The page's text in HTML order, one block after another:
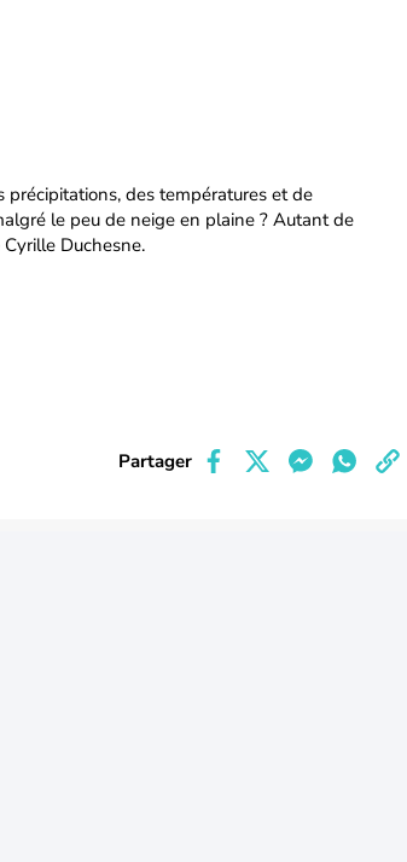
précipitations, des températures et de
le peu de neige en plaine ? Autant de
Duchesne.
Partager